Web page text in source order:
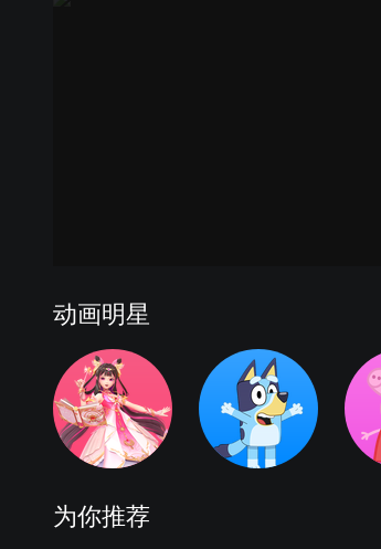
动画明星
为你推荐